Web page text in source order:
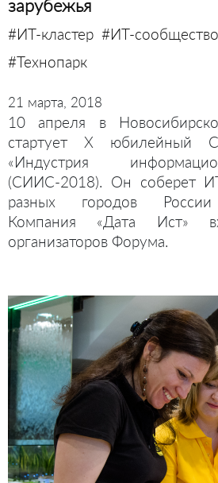
зарубежья
#ИТ-кластер #ИТ-сообщество
#Технопарк
21 марта, 2018
10 апреля в
стартует Х юбилейный
«Индустрия
(СИИС-2018). Он соберет
разных городов
Компания «Дата Ист»
организаторов Форума.